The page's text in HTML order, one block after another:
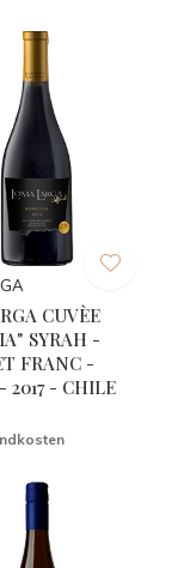
CUVÈE
SYRAH -
FRANC -
2017 - CHILE